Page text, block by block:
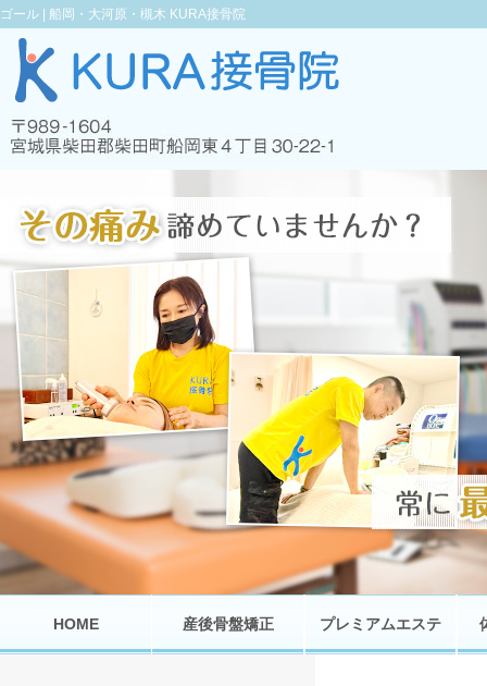
ゴール | 船岡・大河原・槻木 KURA接骨院
HOME 産後骨盤矯正 プレミアムエステ